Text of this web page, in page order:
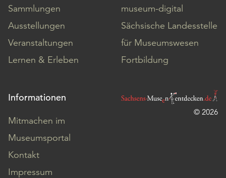
Sammlungen
Ausstellungen
Veranstaltungen
Lernen & Erleben
museum-digital
Sächsische Landesstelle
für Museumswesen
Fortbildung
Informationen
Mitmachen im
Museumsportal
Kontakt
Impressum
© 2026